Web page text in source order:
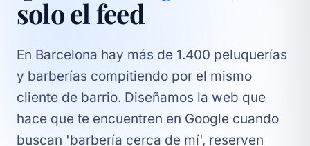
solo el feed
En Barcelona hay más de 1.400 peluquerías
y barberías compitiendo por el mismo
cliente de barrio. Diseñamos la web que
hace que te encuentren en Google cuando
buscan 'barbería cerca de mí', reserven